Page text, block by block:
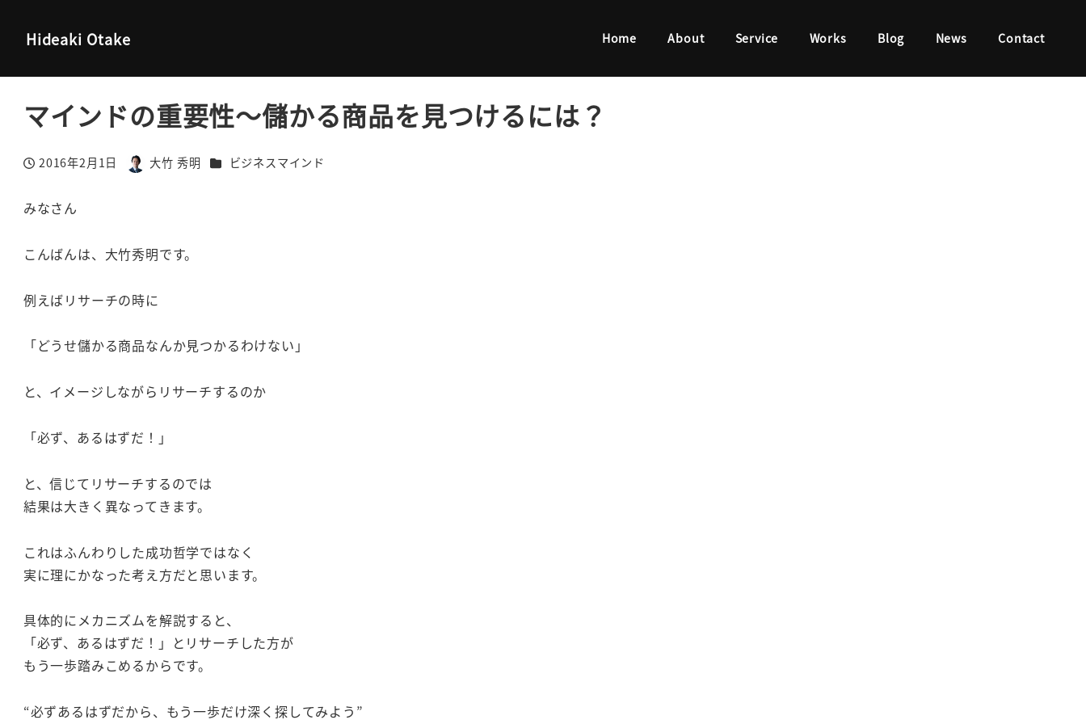
Hideaki Otake Home About Service Works Blog News Contact
マインドの重要性～儲かる商品を見つけるには？
投稿日
2016年2月1日
著
大竹 秀明 カテゴリー
ビジネスマインド
みなさん
こんばんは、大竹秀明です。
例えばリサーチの時に
「どうせ儲かる商品なんか見つかるわけない」
と、イメージしながらリサーチするのか
「必ず、あるはずだ！」
と、信じてリサーチするのでは
結果は大きく異なってきます。
これはふんわりした成功哲学ではなく
実に理にかなった考え方だと思います。
具体的にメカニズムを解説すると、
「必ず、あるはずだ！」とリサーチした方が
もう一歩踏みこめるからです。
“必ずあるはずだから、もう一歩だけ深く探してみよう”